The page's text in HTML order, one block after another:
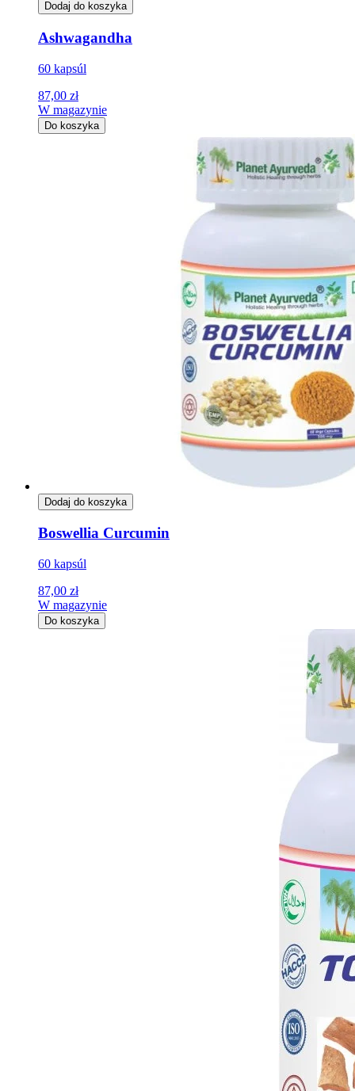
Dodaj do koszyka
Ashwagandha
60 kapsúl
87,00 zł
W magazynie
Do koszyka
Dodaj do koszyka
Boswellia Curcumin
60 kapsúl
87,00 zł
W magazynie
Do koszyka